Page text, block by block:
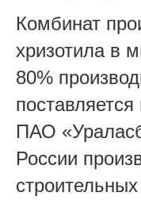
Комбинат
хризотила в
80%
ПАО
России